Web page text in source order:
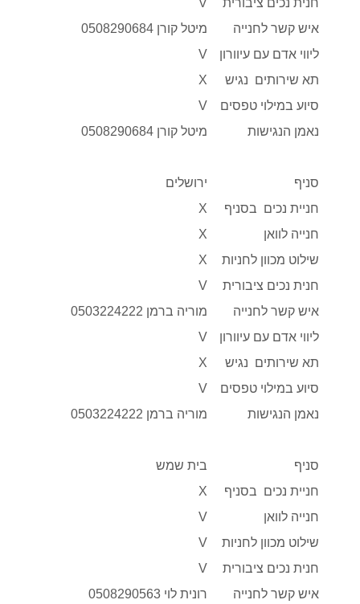
חנית נכים ציבורית
V
איש קשר לחנייה
מיטל קורן 0508290684
ליווי אדם עם עיוורון
V
תא שירותים נגיש
X
סיוע במילוי טפסים
V
נאמן הנגישות
מיטל קורן 0508290684
סניף
ירושלים
חניית נכים בסניף
X
חנייה לוואן
X
שילוט מכוון לחניות
X
חנית נכים ציבורית
V
איש קשר לחנייה
מוריה ברמן 0503224222
ליווי אדם עם עיוורון
V
תא שירותים נגיש
X
סיוע במילוי טפסים
V
נאמן הנגישות
מוריה ברמן 0503224222
סניף
בית שמש
חניית נכים בסניף
X
חנייה לוואן
V
שילוט מכוון לחניות
V
חנית נכים ציבורית
V
איש קשר לחנייה
רונית לוי 0508290563